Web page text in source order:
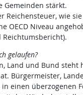
Gemeinden stärkt.
Reichensteuer, wie
OECD Niveau
gelaufen?
Land und Bund
Bürgermeister,
einen überzogenen